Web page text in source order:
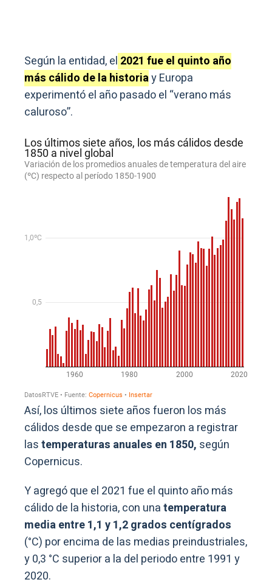
Según la entidad, el 2021 fue el quinto año
más cálido de la historiay Europa
experimentó el año pasado el “verano más
caluroso”.
Así, los últimos siete años fueron los más
cálidos desde que se empezaron a registrar
lastemperaturas anuales en 1850, según
Copernicus.
Y agregó que el 2021 fue el quinto año más
cálido de la historia, con unatemperatura
media entre 1,1 y 1,2 grados centígrados
(°C) por encima de las medias preindustriales,
y 0,3 °C superior a la del periodo entre 1991 y
2020.